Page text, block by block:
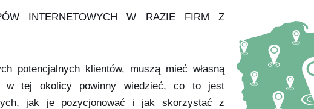
INTERNETOWYCH W RAZIE FIRM Z
potencjalnych klientów, muszą mieć własną
w tej okolicy powinny wiedzieć, co to jest
jak je pozycjonować i jak skorzystać z